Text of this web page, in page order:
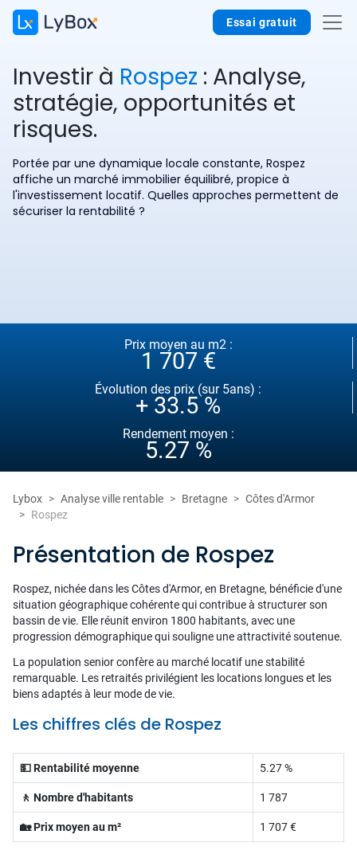
Essai gratuit
Investir à Rospez : Analyse,
stratégie, opportunités et
risques.
Portée par une dynamique locale constante, Rospez
affiche un marché immobilier équilibré, propice à
l'investissement locatif. Quelles approches permettent de
sécuriser la rentabilité ?
Prix moyen au m2 :
1 707 €
Évolution des prix (sur 5ans) :
+ 33.5 %
Rendement moyen :
5.27 %
Lybox Analyse ville rentable Bretagne
Côtes d'Armor
Rospez
Présentation de Rospez
Rospez, nichée dans les Côtes d'Armor, en Bretagne, bénéficie d'une
situation géographique cohérente qui contribue à structurer son
bassin de vie. Elle réunit environ 1800 habitants, avec une
progression démographique qui souligne une attractivité soutenue.
La population senior confère au marché locatif une stabilité
remarquable. Les retraités privilégient les locations longues et les
biens adaptés à leur mode de vie.
Les chiffres clés de Rospez
💵 Rentabilité moyenne 5.27 %
🚶 Nombre d'habitants 1 787
🏡 Prix moyen au m² 1 707 €